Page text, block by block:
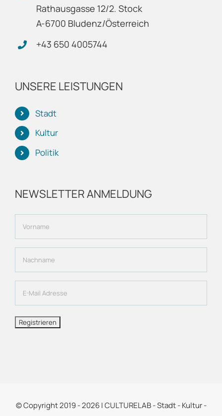
Rathausgasse 12/2. Stock
A-6700 Bludenz/Österreich
+43 650 4005744
UNSERE LEISTUNGEN
Stadt
Kultur
Politik
NEWSLETTER ANMELDUNG
© Copyright 2019 -2026 | CULTURELAB - Stadt - Kultur -